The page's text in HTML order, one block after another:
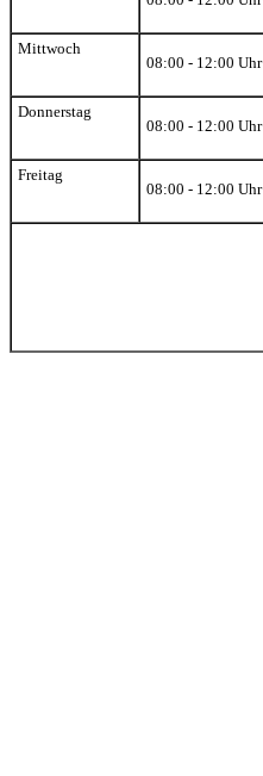
Mittwoch
08:00 - 12:00 Uhr
Donnerstag
08:00 - 12:00 Uhr
Freitag
08:00 - 12:00 Uhr